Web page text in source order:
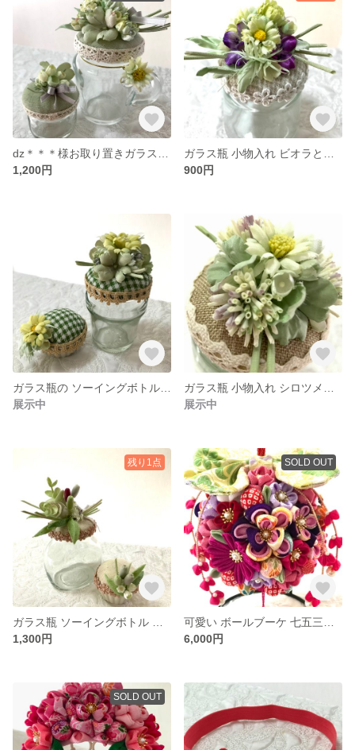
1,200円
900円
展示中
展示中
残り1点
1,300円
SOLD OUT
6,000円
SOLD OUT